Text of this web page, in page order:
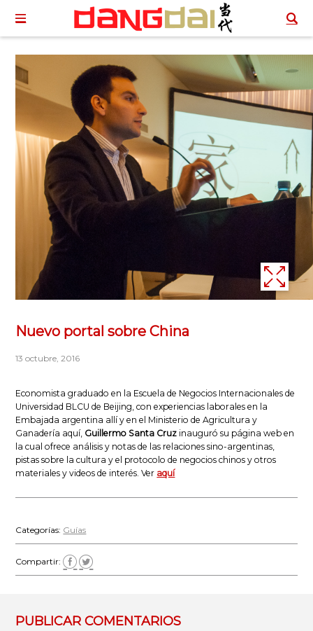
Nuevo portal sobre China
13 octubre, 2016
Economista graduado en la Escuela de Negocios Internacionales de
Universidad BLCU de Beijing, con experiencias laborales en la
Embajada argentina allí y en el Ministerio de Agricultura y
Ganadería aquí, Guillermo Santa Cruz inauguró su página web en
la cual ofrece análisis y notas de las relaciones sino-argentinas,
pistas sobre la cultura y el protocolo de negocios chinos y otros
materiales y videos de interés. Ver aquí
Categorías: Guías
Compartir:
PUBLICAR COMENTARIOS